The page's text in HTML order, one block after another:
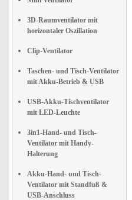
3D-Raumventilator mit
horizontaler Oszillation
Clip-Ventilator
Taschen- und Tisch-Ventilator
mit Akku-Betrieb & USB
USB-Akku-Tischventilator
mit LED-Leuchte
3in1-Hand- und Tisch-
Ventilator mit Handy-
Halterung
Akku-Hand- und Tisch-
Ventilator mit Standfuß &
USB-Anschluss